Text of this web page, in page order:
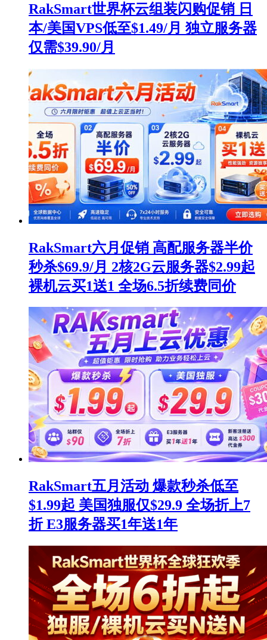
RakSmart世界杯云组装闪购促销 日
本/美国VPS低至$1.49/月 独立服务器
仅需$39.90/月
RakSmart六月促销 高配服务器半价
秒杀$69.9/月 2核2G云服务器$2.99起
裸机云买1送1 全场6.5折续费同价
RakSmart五月活动 爆款秒杀低至
$1.99起 美国独服仅$29.9 全场折上7
折 E3服务器买1年送1年